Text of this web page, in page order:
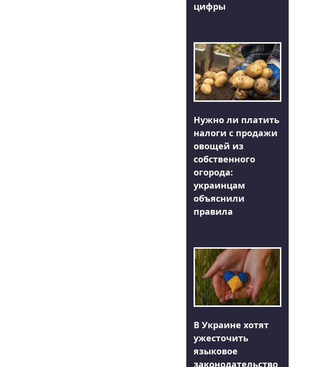
цифры
Нужно ли платить
налоги с продажи
овощей из
собственного
огорода:
украинцам
объяснили
правила
В Украине хотят
ужесточить
языковое
законодательство